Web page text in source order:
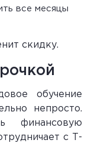
все месяцы
скидку.
обучение
непросто.
финансовую
с Т-